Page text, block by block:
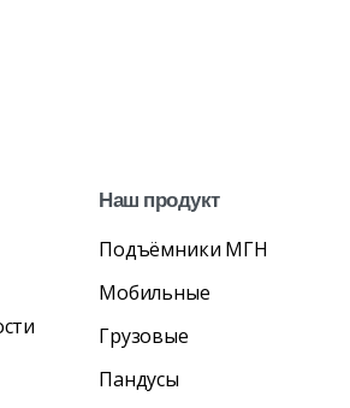
Наш продукт
Подъёмники МГН
Мобильные
Грузовые
Пандусы